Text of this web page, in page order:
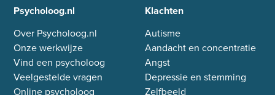
Psycholoog.nl
Over Psycholoog.nl
Onze werkwijze
Vind een psycholoog
Veelgestelde vragen
Online psycholoog
Klachten
Autisme
Aandacht en concentratie
Angst
Depressie en stemming
Zelfbeeld